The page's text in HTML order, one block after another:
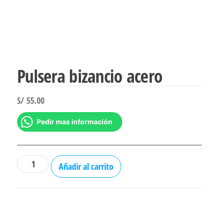
Pulsera bizancio acero
S/ 55.00
Pedir mas información
Pulsera
bizancio
Añadir al carrito